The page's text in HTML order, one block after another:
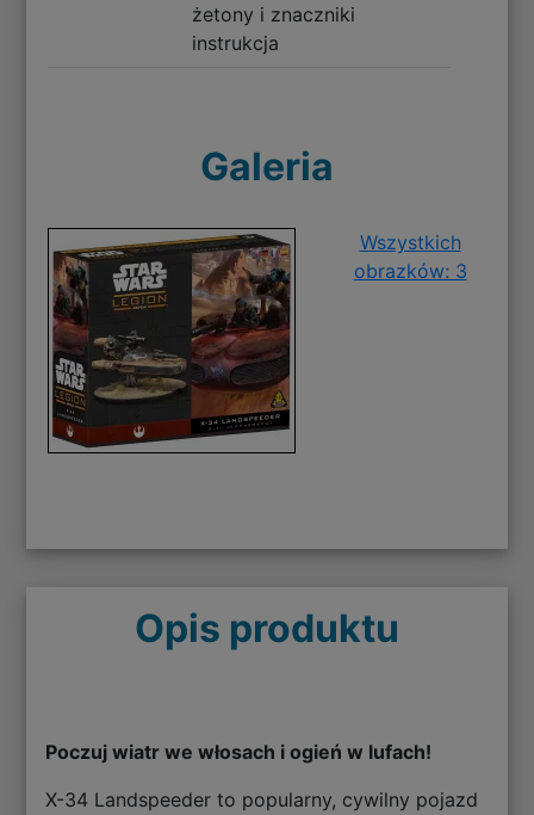
żetony i znaczniki
instrukcja
Galeria
Wszystkich
obrazków: 3
Opis produktu
Poczuj wiatr we włosach i ogień w lufach!
X-34 Landspeeder to popularny, cywilny pojazd